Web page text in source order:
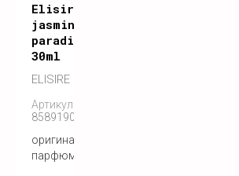
Elisire
jasmin
paradis
30ml
ELISIRE
Артикул:
858919005193
оригинальный
парфюм